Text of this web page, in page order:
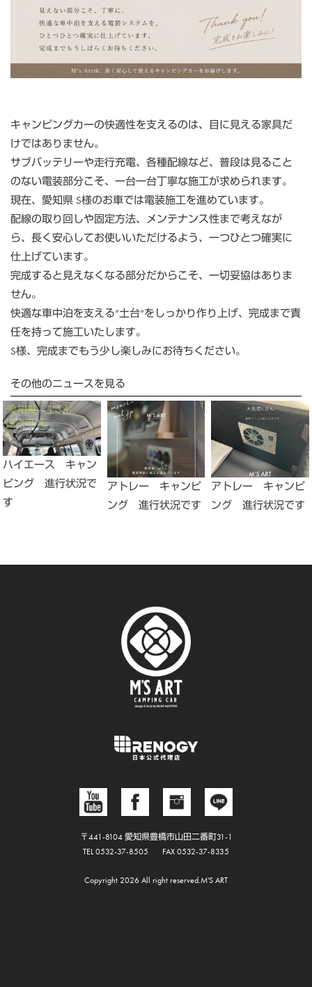
キャンピングカーの快適性を支えるのは、目に見える家具だ
けではありません。
サブバッテリーや走行充電、各種配線など、普段は見ること
のない電装部分こそ、一台一台丁寧な施工が求められます。
現在、愛知県 S様のお車では電装施工を進めています。
配線の取り回しや固定方法、メンテナンス性まで考えなが
ら、長く安心してお使いいただけるよう、一つひとつ確実に
仕上げています。
完成すると見えなくなる部分だからこそ、一切妥協はありま
せん。
快適な車中泊を支える”土台”をしっかり作り上げ、完成まで責
任を持って施工いたします。
S様、完成までもう少し楽しみにお待ちください。
その他のニュースを見る
ハイエース キャン
ピング 進行状況で
す
アトレー キャンピ
ング 進行状況です
アトレー キャンピ
ング 進行状況です
〒441-8104 愛知県豊橋市山田二番町31-1
TEL 0532-37-8505
FAX 0532-37-8335
Copyright 2026 All right reserved.M'S ART